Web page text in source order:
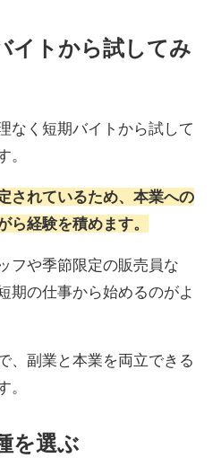
イトから試してみ
なく短期バイトから試して
。
されているため、本業への
ら経験を積めます。
フや季節限定の販売員な
期の仕事から始めるのがよ
、副業と本業を両立できる
。
を選ぶ